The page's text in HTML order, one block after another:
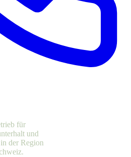
für
und
der Region